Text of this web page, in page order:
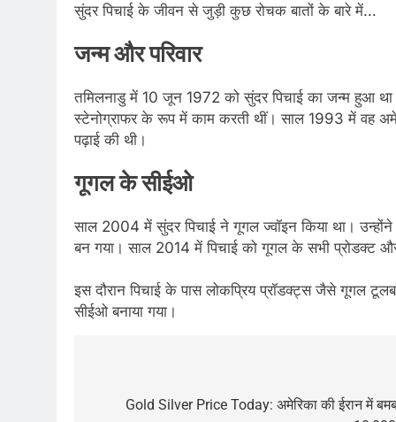
सुंदर पिचाई के जीवन से जुड़ी कुछ रोचक बातों के बारे में…
जन्म और परिवार
तमिलनाडु में 10 जून 1972 को सुंदर पिचाई का जन्म हुआ
स्टेनोग्राफर के रूप में काम करती थीं। साल 1993 में वह
पढ़ाई की थी।
गूगल के सीईओ
साल 2004 में सुंदर पिचाई ने गूगल ज्वॉइन किया था।
बन गया। साल 2014 में पिचाई को गूगल के सभी प्रोडक्ट और
इस दौरान पिचाई के पास लोकप्रिय प्रॉडक्ट्स जैसे गूगल
सीईओ बनाया गया।
navigation
Gold Silver Price Today: अमेरिका की ईरान में